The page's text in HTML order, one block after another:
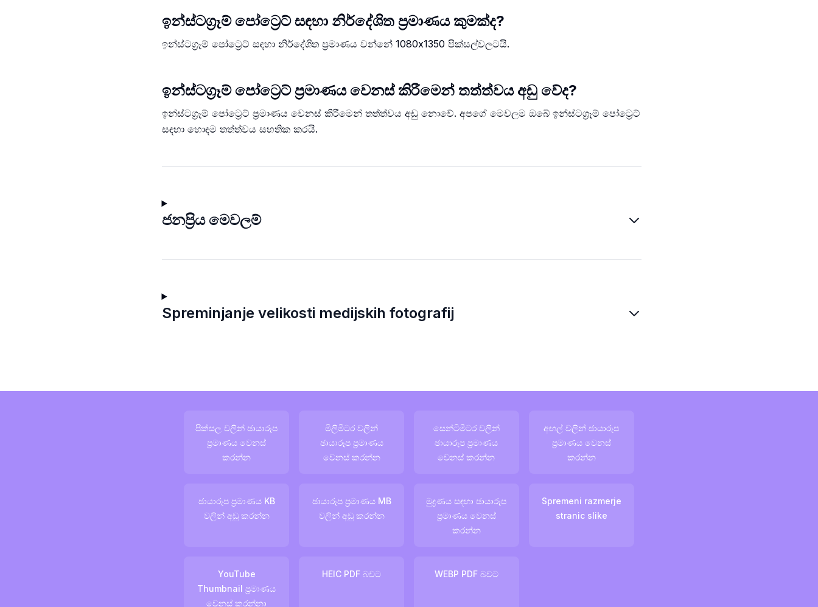
ඉන්ස්ටග්‍රෑම් පෝට්‍රෙට් සඳහා නිර්දේශිත ප්‍රමාණය කුමක්ද?
ඉන්ස්ටග්‍රෑම් පෝට්‍රෙට් සඳහා නිර්දේශිත ප්‍රමාණය වන්නේ 1080x1350 පික්සල්වලටයි.
ඉන්ස්ටග්‍රෑම් පෝට්‍රෙට් ප්‍රමාණය වෙනස් කිරීමෙන් තත්ත්වය අඩු වේද?
ඉන්ස්ටග්‍රෑම් පෝට්‍රෙට් ප්‍රමාණය වෙනස් කිරීමෙන් තත්ත්වය අඩු නොවේ. අපගේ මෙවලම ඔබේ ඉන්ස්ටග්‍රෑම් පෝට්‍රෙට්
සඳහා හොඳම තත්ත්වය සහතික කරයි.
ජනප්‍රිය මෙවලම්
Spreminjanje velikosti medijskih fotografij
පික්සල වලින් ඡායාරූප
ප්‍රමාණය වෙනස්
කරන්න
මිලිමීටර වලින්
ඡායාරූප ප්‍රමාණය
වෙනස් කරන්න
සෙන්ටිමීටර වලින්
ඡායාරූප ප්‍රමාණය
වෙනස් කරන්න
අඟල් වලින් ඡායාරූප
ප්‍රමාණය වෙනස්
කරන්න
ඡායාරූප ප්‍රමාණය KB
වලින් අඩු කරන්න
ඡායාරූප ප්‍රමාණය MB
වලින් අඩු කරන්න
මුද්‍රණය සඳහා ඡායාරූප
ප්‍රමාණය වෙනස්
කරන්න
Spremeni razmerje
stranic slike
YouTube
Thumbnail ප්‍රමාණය
වෙනස් කරන්නා
HEIC PDF බවට WEBP PDF බවට